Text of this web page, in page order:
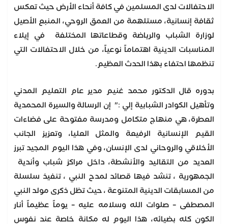
الاحتفالات لدى المسلمين في كافة أنحاء الأرض حيث تعكس
ثقافة إنسانية، مستلهمة من العمق الروحي، المنبع الأصيل
لوزارة الشباب والرياضة وقطاعاتها المختلفة في إيلاء
المناسبات الدينية اهتماماً نوعياً، من خلال الاحتفالات التي
تنظمها احتفاء بهذا الحدث العظيم.
بدوره قال الدكتور محمد غنيم مدير عام التعليم المدني
وتأهيل الكوادر الشبابية إلي :" إن الرسالة والسيرة المحمدية
العطرة، هي منهاج متكامل ومدرسة مفتوحة على فضاءات
القيم الإنسانية الرفيعة والمثل العليا، وتعزيز الجانب
الأخلاقي والروحاني لدى الإنسان، وفي هذا اليوم المجيد تبرز
العديد من التقاليد والأنشطة، داخل مراكز شباب وأندية
الجمهورية ، تنشد فيها قصائد لمدح النبي ، تنفيذ سلسلة
من المسابقات الدينية المتنوعة ، حيث تظل ذكرى مولد النبي
المصطفى – صلوات الله وسلامه عليه – يوماً عظيماً أنار
الكون كله بضيائه، هذا اليوم له مكانة خاصة عند نفوس